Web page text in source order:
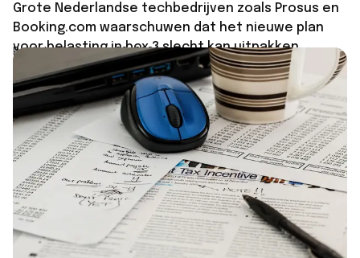
Grote Nederlandse techbedrijven zoals Prosus en
Booking.com waarschuwen dat het nieuwe plan
voor belasting in box 3 slecht kan uitpakken.
Published on June 29, 2026